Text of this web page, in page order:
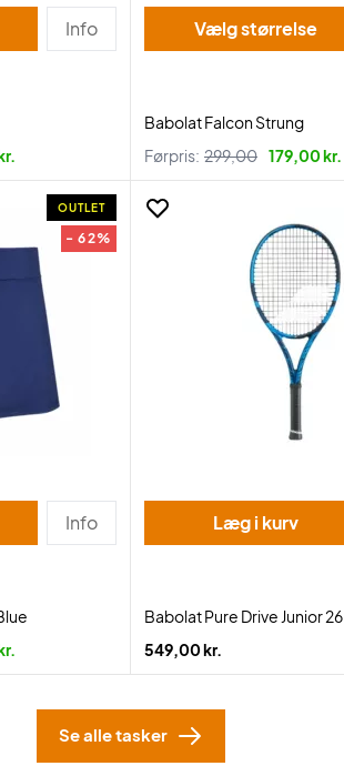
Info Vælg størrelse
Babolat Falcon Strung
Førpris: 299,00 179,00 kr.
OUTLET
- 62%
Info Læg i kurv
Babolat Pure Drive Junior 26
549,00 kr.
Se alle tasker